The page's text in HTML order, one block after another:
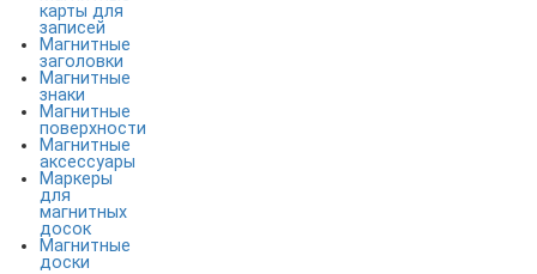
карты для
записей
Магнитные
заголовки
Магнитные
знаки
Магнитные
поверхности
Магнитные
аксессуары
Маркеры
для
магнитных
досок
Магнитные
доски